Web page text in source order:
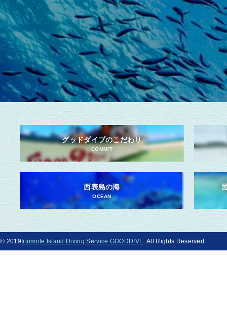
グッドダイブのこだわり
COMMIT
西表島の海
OCEAN
© 2019 Iriomote Island Diving Service GOODDIVE. All Rights Reserved.